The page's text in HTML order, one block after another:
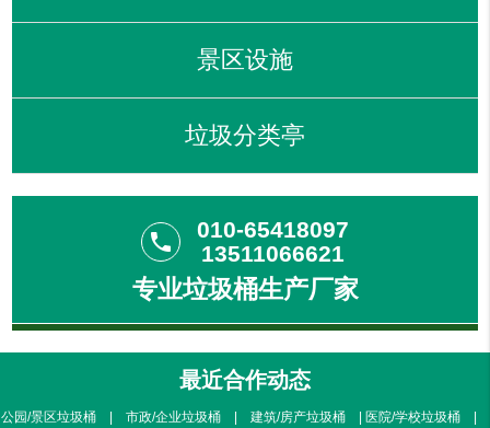
景区设施
垃圾分类亭
phone
010-65418097
13511066621
专业垃圾桶生产厂家
最近合作动态
公园/景区垃圾桶 | 市政/企业垃圾桶 | 建筑/房产垃圾桶 | 医院/学校垃圾桶 |